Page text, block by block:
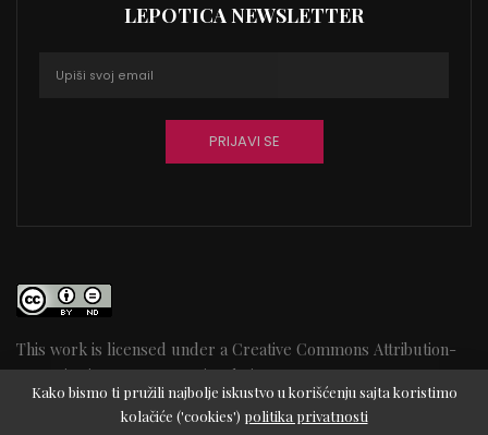
LEPOTICA NEWSLETTER
This work is licensed under a Creative Commons Attribution-
NoDerivatives 4.0 International License95
Kako bismo ti pružili najbolje iskustvo u korišćenju sajta koristimo
kolačiće ('cookies') politika privatnosti